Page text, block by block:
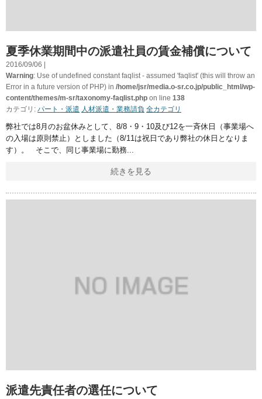
夏季休業期間中の派遣社員の賃金補償について
2016/09/06 |
Warning: Use of undefined constant faqlist - assumed 'faqlist' (this will throw an
Error in a future version of PHP) in /home/jsr/media.o-sr.co.jp/public_html/wp-
content/themes/m-sr/taxonomy-faqlist.php on line 138
カテゴリ: パート・派遣 人材派遣・業務請負 全カテゴリ
弊社では8月のお盆休みとして、8/8・9・10及び12を一斉休日（事業場へ
の入場は原則禁止）としました（8/11は祝日であり弊社の休日となりま
す）。 そこで、同じ事業場に勤務
続きを見る
派遣先責任者の選任について